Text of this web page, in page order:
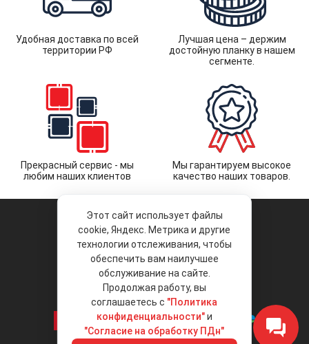
Удобная доставка по всей
территории РФ
Лучшая цена – держим
достойную планку в нашем
сегменте.
Прекрасный сервис - мы
любим наших клиентов
Мы гарантируем высокое
качество наших товаров.
© 2026 «Liberty Project».
Аксессуары и запчасти оптом.
Положение об обработке и защите
персональных данных
Этот сайт использует файлы
cookie, Яндекс. Метрика и другие
технологии отслеживания, чтобы
обеспечить вам наилучшее
обслуживание на сайте.
Продолжая работу, вы
соглашаетесь с "Политика
конфиденциальности"и
"Согласие на обработку ПДн"